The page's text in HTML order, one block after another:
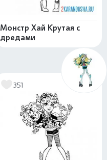
Монстр Хай Крутая с
дредами
351